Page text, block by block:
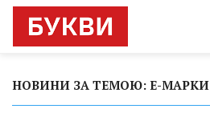
НОВИНИ ЗА ТЕМОЮ: Е-МАРКИ